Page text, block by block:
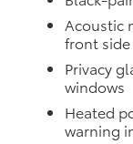
Acoustic
front
Privacy
windows
Heated
warning